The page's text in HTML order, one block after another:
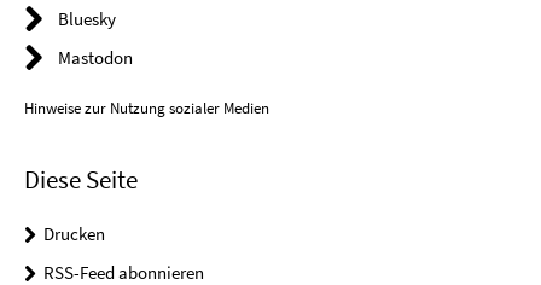
Bluesky
Mastodon
Hinweise zur Nutzung sozialer Medien
Diese Seite
Drucken
RSS-Feed abonnieren